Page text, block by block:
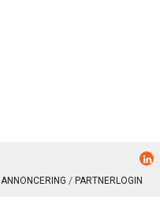
ANNONCERING PARTNERLOGIN